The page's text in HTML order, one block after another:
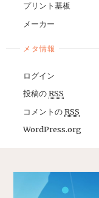
プリント基板
メーカー
メタ情報
ログイン
投稿のRSS
コメントのRSS
WordPress.org